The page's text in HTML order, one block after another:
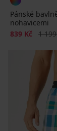
Pánské
nohavicemi
Sleva
839 Kč 1